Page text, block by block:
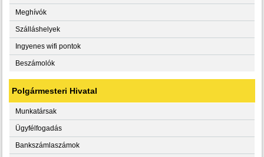
Meghívók
Szálláshelyek
Ingyenes wifi pontok
Beszámolók
Polgármesteri Hivatal
Munkatársak
Ügyfélfogadás
Bankszámlaszámok